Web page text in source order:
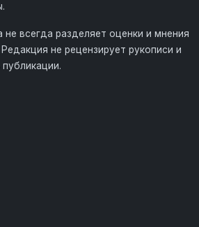
всегда разделяет оценки и мнения
не рецензирует рукописи и